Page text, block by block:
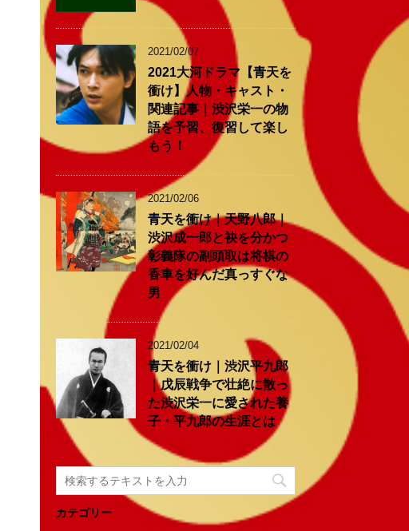
2021/02/07
2021大河ドラマ【青天を
衝け】人物・キャスト・
関連記事｜渋沢栄一の物
語を予習、復習して楽し
もう！
2021/02/06
青天を衝け｜天野八郎｜
渋沢成一郎と袂を分かつ
彰義隊の副頭取は将棋の
香車を好んだ真っすぐな
男
2021/02/04
青天を衝け｜渋沢平九郎
｜戊辰戦争で壮絶に散っ
た渋沢栄一に愛された養
子・平九郎の生涯とは
カテゴリー